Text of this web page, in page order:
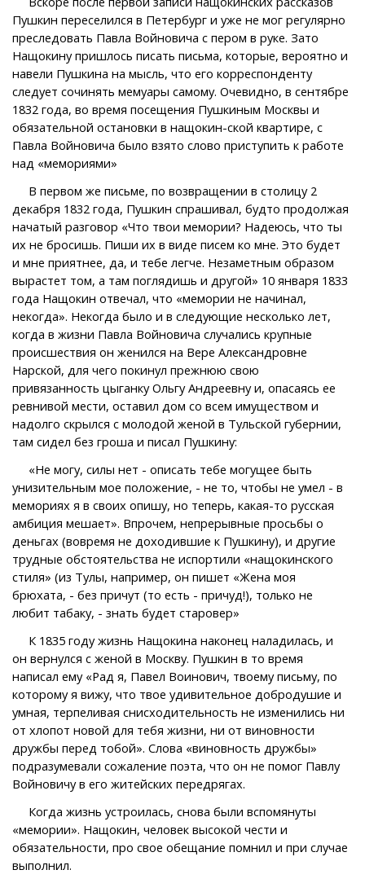
Пушкин переселился в Петербург и уже не мог регулярно
преследовать Павла Войновича с пером в руке. Зато
Нащокину пришлось писать письма, которые, вероятно и
навели Пушкина на мысль, что его корреспонденту
следует сочинять мемуары самому. Очевидно, в сентябре
1832 года, во время посещения Пушкиным Москвы и
обязательной остановки в нащокин-ской квартире, с
Павла Войновича было взято слово приступить к работе
над «мемориями»
В первом же письме, по возвращении в столицу 2
декабря 1832 года, Пушкин спрашивал, будто продолжая
начатый разговор «Что твои мемории? Надеюсь, что ты
их не бросишь. Пиши их в виде писем ко мне. Это будет
и мне приятнее, да, и тебе легче. Незаметным образом
вырастет том, а там поглядишь и другой» 10 января 1833
года Нащокин отвечал, что «мемории не начинал,
некогда». Некогда было и в следующие несколько лет,
когда в жизни Павла Войновича случались крупные
происшествия он женился на Вере Александровне
Нарской, для чего покинул прежнюю свою
привязанность цыганку Ольгу Андреевну и, опасаясь ее
ревнивой мести, оставил дом со всем имуществом и
надолго скрылся с молодой женой в Тульской губернии,
там сидел без гроша и писал Пушкину:
«Не могу, силы нет - описать тебе могущее быть
унизительным мое положение, - не то, чтобы не умел - в
мемориях я в своих опишу, но теперь, какая-то русская
амбиция мешает». Впрочем, непрерывные просьбы о
деньгах (вовремя не доходившие к Пушкину), и другие
трудные обстоятельства не испортили «нащокинского
стиля» (из Тулы, например, он пишет «Жена моя
брюхата, - без причут (то есть - причуд!), только не
любит табаку, - знать будет старовер»
К 1835 году жизнь Нащокина наконец наладилась, и
он вернулся с женой в Москву. Пушкин в то время
написал ему «Рад я, Павел Воинович, твоему письму, по
которому я вижу, что твое удивительное добродушие и
умная, терпеливая снисходительность не изменились ни
от хлопот новой для тебя жизни, ни от виновности
дружбы перед тобой». Слова «виновность дружбы»
подразумевали сожаление поэта, что он не помог Павлу
Войновичу в его житейских передрягах.
Когда жизнь устроилась, снова были вспомянуты
«мемории». Нащокин, человек высокой чести и
обязательности, про свое обещание помнил и при случае
выполнил.